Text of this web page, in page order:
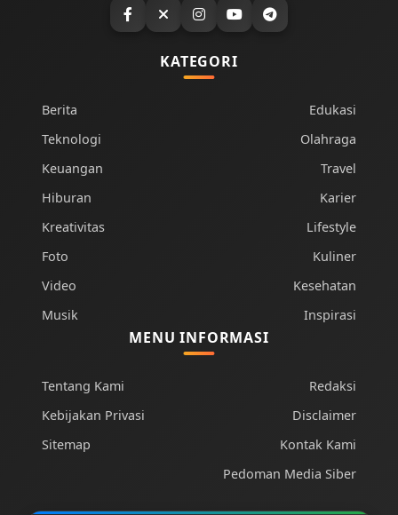
KATEGORI
Berita
Teknologi
Keuangan
Hiburan
Kreativitas
Foto
Video
Musik
Edukasi
Olahraga
Travel
Karier
Lifestyle
Kuliner
Kesehatan
Inspirasi
MENU INFORMASI
Tentang Kami
Kebijakan Privasi
Sitemap
Redaksi
Disclaimer
Kontak Kami
Pedoman Media Siber